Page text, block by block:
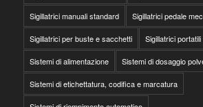
Sigillatrici manuali standard Sigillatrici pedale
Sigillatrici per buste e sacchetti Sigillatrici portatili
Sistemi di alimentazione Sistemi di dosaggio
Sistemi di etichettatura, codifica e marcatura